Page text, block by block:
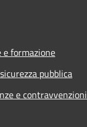
e formazione
pubblica
e contravvenzioni